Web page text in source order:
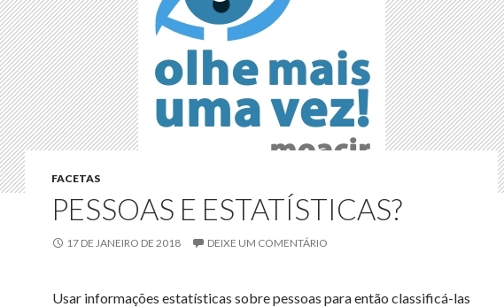
FACETAS
PESSOAS E ESTATÍSTICAS?
17 DE JANEIRO DE 2018 DEIXE UM COMENTÁRIO
Usar informações estatísticas sobre pessoas para então classificá-las